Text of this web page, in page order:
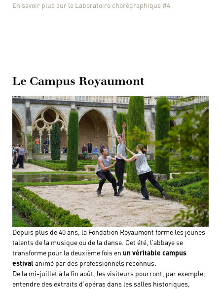
En savoir plus sur le Laboratoire chorégraphique #4
Le Campus Royaumont
Depuis plus de 40 ans, la Fondation Royaumont forme les jeunes
talents de la musique ou de la danse. Cet été, l’abbaye se
transforme pour la deuxième fois en un véritable campus
estival animé par des professionnels reconnus.
De la mi-juillet à la fin août, les visiteurs pourront, par exemple,
entendre des extraits d’opéras dans les salles historiques,